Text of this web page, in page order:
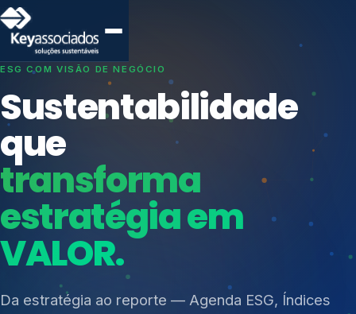
SISTEMAS DE GESTÃO OTIMIZADOS E INTEGRADOS
Conformidade que
protege seu
negócio.
Consultoria, auditoria e treinamentos em ISO 27001,
ISO 27701, ISO 42001, ISO 37001, ISO 9001, ISO
14001, ISO 45001, ONA e PNQ — Gestão de
resíduos sólidos (PGRS/PMGRS).
Índices de Mercado
Mudanças Climáticas
Reputação e Cadeia
Reporte Regulatório